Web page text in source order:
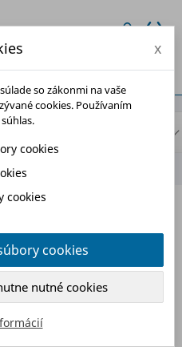
 
informácie, odborné
hydroizolácii, opravy
stavebnej chémie. Každý
ti pomohol urobiť správne
x
so zákonmi na vaše
cookies. Používaním
cookies
cookies
cookies
nutné cookies